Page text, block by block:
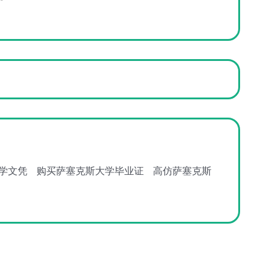
文凭 购买萨塞克斯大学毕业证 高仿萨塞克斯